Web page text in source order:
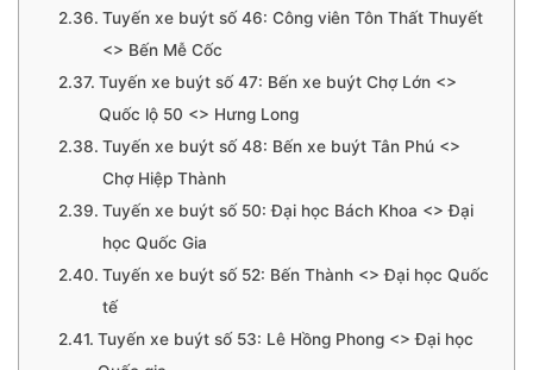
Tuyến xe buýt số 46: Công viên Tôn Thất Thuyết
<> Bến Mễ Cốc
Tuyến xe buýt số 47: Bến xe buýt Chợ Lớn <>
Quốc lộ 50 <> Hưng Long
Tuyến xe buýt số 48: Bến xe buýt Tân Phú <>
Chợ Hiệp Thành
Tuyến xe buýt số 50: Đại học Bách Khoa <> Đại
học Quốc Gia
Tuyến xe buýt số 52: Bến Thành <> Đại học Quốc
tế
Tuyến xe buýt số 53: Lê Hồng Phong <> Đại học